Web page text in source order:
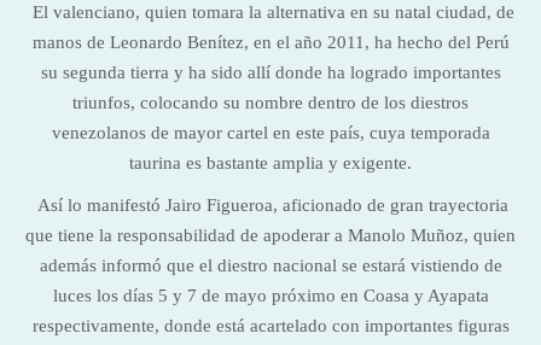
El valenciano, quien tomara la alternativa en su natal ciudad, de
manos de Leonardo Benítez, en el año 2011, ha hecho del Perú
su segunda tierra y ha sido allí donde ha logrado importantes
triunfos, colocando su nombre dentro de los diestros
venezolanos de mayor cartel en este país, cuya temporada
taurina es bastante amplia y exigente.
Así lo manifestó Jairo Figueroa, aficionado de gran trayectoria
que tiene la responsabilidad de apoderar a Manolo Muñoz, quien
además informó que el diestro nacional se estará vistiendo de
luces los días 5 y 7 de mayo próximo en Coasa y Ayapata
respectivamente, donde está acartelado con importantes figuras